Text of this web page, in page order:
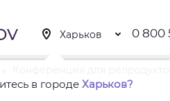
в городеХарьков?
0 800
Конференция для